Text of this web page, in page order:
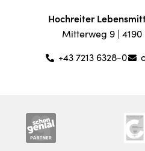
Hochreiter
Mitterweg 9 |
+43 7213 6328-0